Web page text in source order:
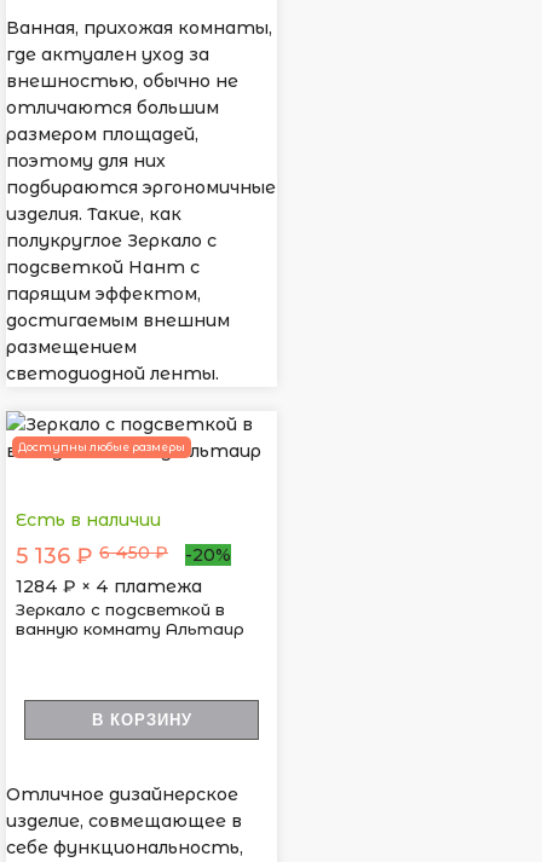
Ванная, прихожая комнаты,
где актуален уход за
внешностью, обычно не
отличаются большим
размером площадей,
поэтому для них
подбираются эргономичные
изделия. Такие, как
полукруглое Зеркало с
подсветкой Нант с
парящим эффектом,
достигаемым внешним
размещением
светодиодной ленты.
Доступны любые размеры
Есть в наличии
5 136 ₽ 6 450 ₽
-20%
1284 ₽ × 4 платежа
Зеркало с подсветкой в
ванную комнату Альтаир
В КОРЗИНУ
Отличное дизайнерское
изделие, совмещающее в
себе функциональность,